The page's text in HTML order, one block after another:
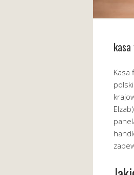
Kasa